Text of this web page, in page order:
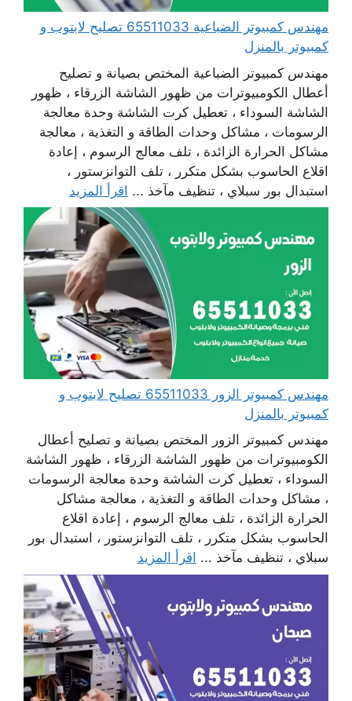
مهندس كمبيوتر الضباعية 65511033 تصليح لابتوب و
كمبيوتر بالمنزل
مهندس كمبيوتر الضباعية المختص بصيانة و تصليح
أعطال الكومبيوترات من ظهور الشاشة الزرقاء ، ظهور
الشاشة السوداء ، تعطيل كرت الشاشة وحدة معالجة
الرسومات ، مشاكل وحدات الطاقة و التغذية ، معالجة
مشاكل الحرارة الزائدة ، تلف معالج الرسوم ، إعادة
اقلاع الحاسوب بشكل متكرر ، تلف التوانزستور ،
استبدال بور سبلاي ، تنظيف مآخذ ... اقرأ المزيد
مهندس كمبيوتر الزور 65511033 تصليح لابتوب و
كمبيوتر بالمنزل
مهندس كمبيوتر الزور المختص بصيانة و تصليح أعطال
الكومبيوترات من ظهور الشاشة الزرقاء ، ظهور الشاشة
السوداء ، تعطيل كرت الشاشة وحدة معالجة الرسومات
، مشاكل وحدات الطاقة و التغذية ، معالجة مشاكل
الحرارة الزائدة ، تلف معالج الرسوم ، إعادة اقلاع
الحاسوب بشكل متكرر ، تلف التوانزستور ، استبدال بور
سبلاي ، تنظيف مآخذ ... اقرأ المزيد